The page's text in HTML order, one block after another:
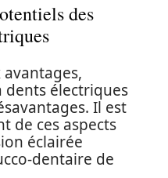
des
dents électriques
Il est
de ces aspects
éclairée
dentaire de